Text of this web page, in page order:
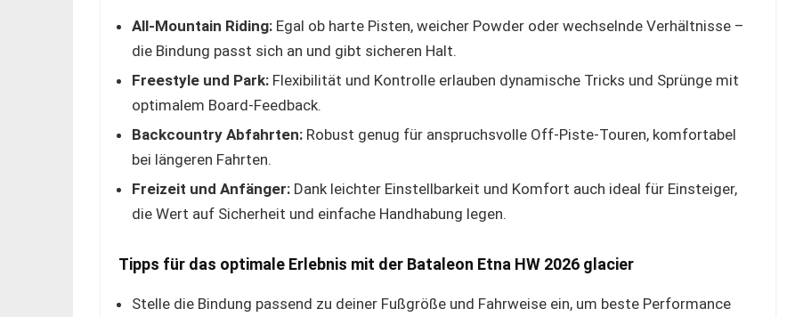
All-Mountain Riding: Egal ob harte Pisten, weicher Powder oder wechselnde Verhältnisse –
die Bindung passt sich an und gibt sicheren Halt.
Freestyle und Park: Flexibilität und Kontrolle erlauben dynamische Tricks und Sprünge mit
optimalem Board-Feedback.
Backcountry Abfahrten: Robust genug für anspruchsvolle Off-Piste-Touren, komfortabel
bei längeren Fahrten.
Freizeit und Anfänger: Dank leichter Einstellbarkeit und Komfort auch ideal für Einsteiger,
die Wert auf Sicherheit und einfache Handhabung legen.
Tipps für das optimale Erlebnis mit der Bataleon Etna HW 2026 glacier
Stelle die Bindung passend zu deiner Fußgröße und Fahrweise ein, um beste Performance